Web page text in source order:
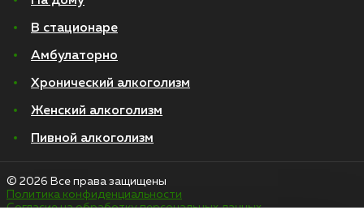
В стационаре
Амбулаторно
Хронический алкоголизм
Женский алкоголизм
Пивной алкоголизм
© 2026 Все права защищены
Политика конфиденциальности
Согласие на обработку персональных данных